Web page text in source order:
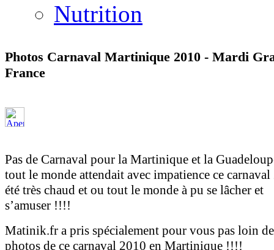
Nutrition
Photos Carnaval Martinique 2010 - Mardi
France
Pas de Carnaval pour la Martinique et la
tout le monde attendait avec impatience ce
été très chaud et ou tout le monde à pu se lâcher et
s’amuser !!!!
Matinik.fr a pris spécialement pour vous pas loin
photos de ce carnaval 2010 en Martinique !!!!